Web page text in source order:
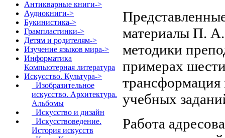
Антикварные книги->
Аудиокниги->
Букинистика->
Грампластинки->
Детям и родителям->
Изучение языков мира->
Информатика
Компьютерная литература
Искусство. Культура->
Изобразительное
искусство. Архитектура.
Альбомы
Искусство и дизайн
Искусствоведение.
История искусств
материалы П.
методики
примерах
трансформация
учебных
Работа